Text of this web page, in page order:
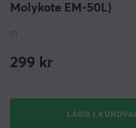
Molykote EM-50L)
(7)
299 kr
LÄGG I